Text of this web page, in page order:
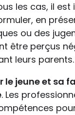
les cas, il
en
ou des
être perçus
leurs parents.
le jeune et sa
. Les